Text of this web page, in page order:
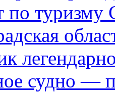
по туризму
судно —